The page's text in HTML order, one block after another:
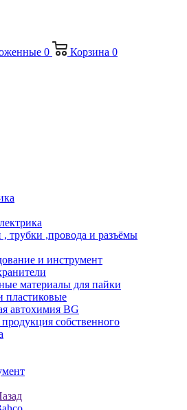
0 Корзина 0
, трубки ,провода и разъёмы
и инструмент
материалы для пайки
пластиковые
автохимия BG
собственного